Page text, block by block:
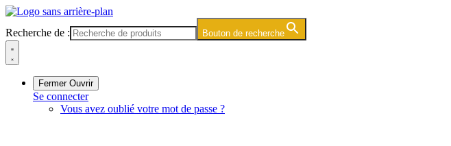
Skip
content
Recherche de : Bouton de recherche
Fermer Ouvrir
Se connecter
Vous avez oublié votre mot de passe ?